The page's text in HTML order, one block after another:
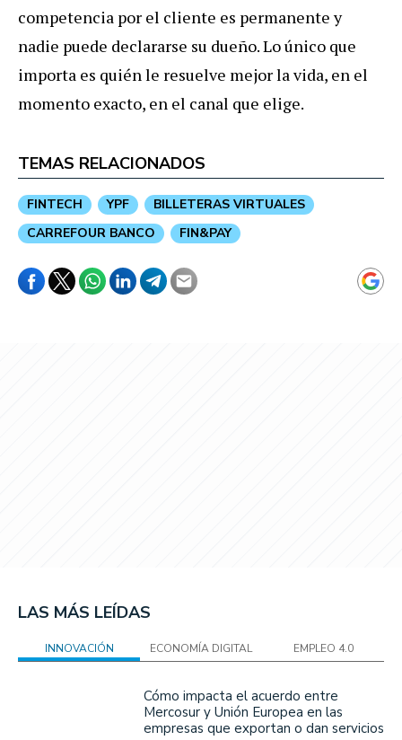
competencia por el cliente es permanente y
nadie puede declararse su dueño. Lo único que
importa es quién le resuelve mejor la vida, en el
momento exacto, en el canal que elige.
TEMAS RELACIONADOS
FINTECH YPF
BILLETERAS VIRTUALES
CARREFOUR BANCO
FIN&PAY
LAS MÁS LEÍDAS
INNOVACIÓN ECONOMÍA DIGITAL EMPLEO 4.0
Cómo impacta el acuerdo entre
Mercosur y Unión Europea en las
empresas que exportan o dan servicios